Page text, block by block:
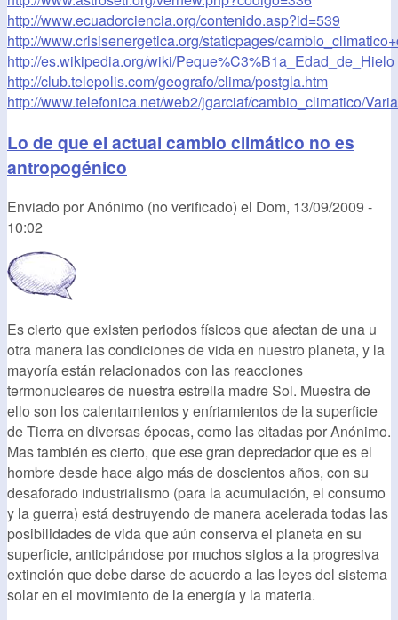
http://www.ecuadorciencia.org/contenido.asp?id=539
http://www.crisisenergetica.org/staticpages/
http://es.wikipedia.org/wiki/Peque%C3%B1a_Edad_de_Hielo
http://club.telepolis.com/geografo/clima/postgla.htm
http://www.telefonica.net/web2/jgarciaf/cambio_climatico/
Lo de que el actual cambio climático no es
antropogénico
Enviado porAnónimo (no verificado) el Dom, 13/09/2009 -
10:02
Es cierto que existen periodos físicos que afectan de una u
otra manera las condiciones de vida en nuestro planeta, y la
mayoría están relacionados con las reacciones
termonucleares de nuestra estrella madre Sol. Muestra de
ello son los calentamientos y enfriamientos de la superficie
de Tierra en diversas épocas, como las citadas por Anónimo.
Mas también es cierto, que ese gran depredador que es el
hombre desde hace algo más de doscientos años, con su
desaforado industrialismo (para la acumulación, el consumo
y la guerra) está destruyendo de manera acelerada todas las
posibilidades de vida que aún conserva el planeta en su
superficie, anticipándose por muchos siglos a la progresiva
extinción que debe darse de acuerdo a las leyes del sistema
solar en el movimiento de la energía y la materia.